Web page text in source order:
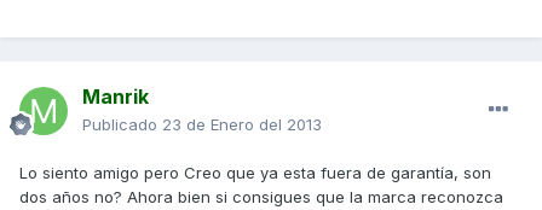
Manrik
Publicado 23 de Enero del 2013
Lo siento amigo pero Creo que ya esta fuera de garantía, son
dos años no? Ahora bien si consigues que la marca reconozca